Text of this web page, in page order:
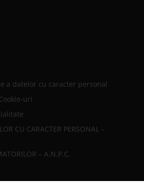
a datelor cu caracter personal
uri
CU CARACTER PERSONAL –
– A.N.P.C.